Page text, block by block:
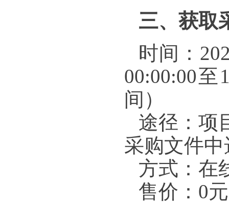
三、获取
时间：
00:00:00至
间）
途径：项
采购文件
方式：在
售价：0元